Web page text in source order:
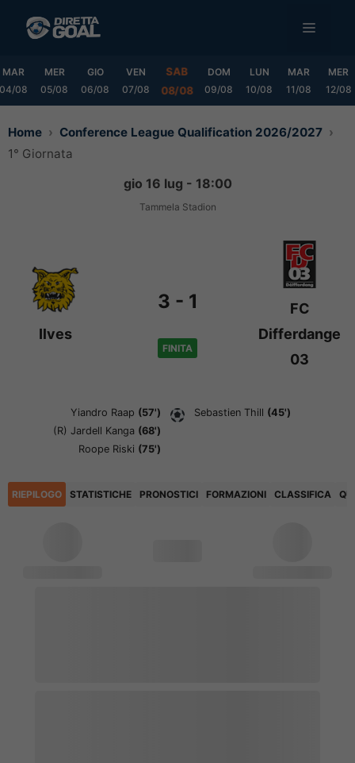
MENU
MAR
04/08
MER
05/08
GIO
06/08
VEN
07/08
SAB
08/08
DOM
09/08
LUN
10/08
MAR
11/08
MER
12/08
Home
Conference League Qualification 2026/2027
1° Giornata
gio 16 lug - 18:00
Tammela Stadion
Ilves
3 - 1
FINITA
FC
Differdange
03
Yiandro Raap (57')
(R) Jardell Kanga (68')
Roope Riski (75')
Sebastien Thill (45')
RIEPILOGO STATISTICHE PRONOSTICI FORMAZIONI CLASSIFICA